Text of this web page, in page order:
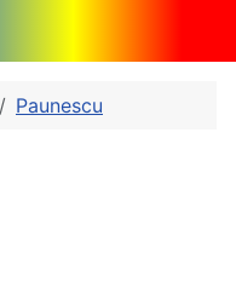
Paunescu